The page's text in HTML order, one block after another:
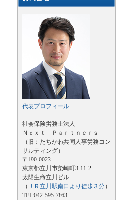
代表プロフィール
社会保険労務士法人
Ｎｅｘｔ Ｐａｒｔｎｅｒｓ
（旧：たちかわ共同人事労務コン
サルティング）
〒190-0023
東京都立川市柴崎町3-11-2
太陽生命立川ビル
（ ＪＲ立川駅南口より徒歩３分）
TEL:042-595-7863